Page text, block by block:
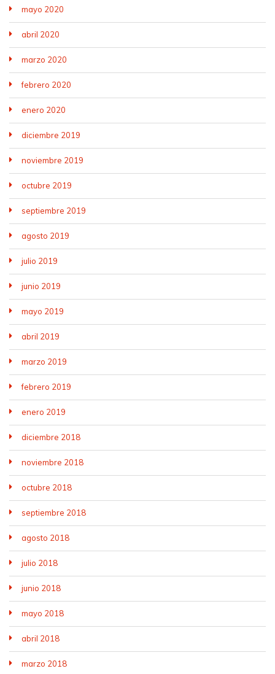
mayo 2020
abril 2020
marzo 2020
febrero 2020
enero 2020
diciembre 2019
noviembre 2019
octubre 2019
septiembre 2019
agosto 2019
julio 2019
junio 2019
mayo 2019
abril 2019
marzo 2019
febrero 2019
enero 2019
diciembre 2018
noviembre 2018
octubre 2018
septiembre 2018
agosto 2018
julio 2018
junio 2018
mayo 2018
abril 2018
marzo 2018